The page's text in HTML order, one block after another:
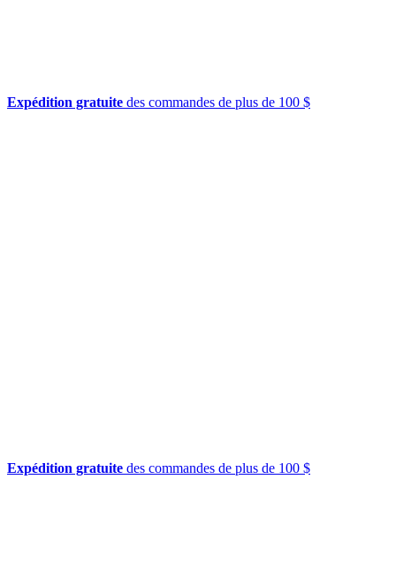
Expédition gratuite des commandes de plus de 100 $
Expédition gratuite des commandes de plus de 100 $